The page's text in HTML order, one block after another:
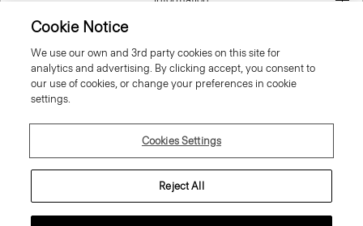
France
© 2026 Theory
Cookie Notice
We use our own and 3rd party cookies on this site for
analytics and advertising. By clicking accept, you consent to
our use of cookies, or change your preferences in cookie
settings.
Cookies Settings
Reject All